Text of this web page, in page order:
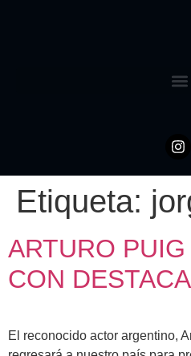
Etiqueta:
ARTURO
CON
El reconocido actor argentino,